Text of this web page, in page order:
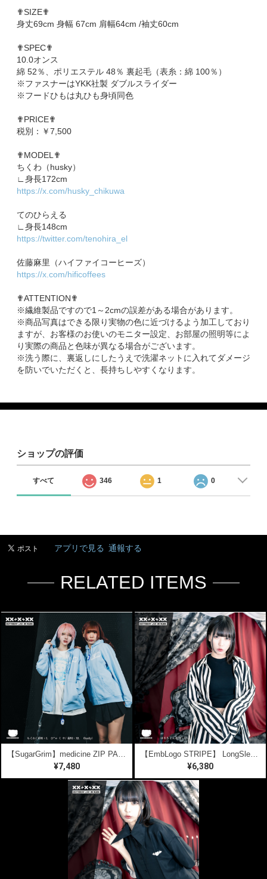
✟SIZE✟
身丈69cm 身幅 67cm 肩幅64cm /袖丈60cm
✟SPEC✟
10.0オンス
綿 52％、ポリエステル 48％ 裏起毛（表糸：綿 100％）
※ファスナーはYKK社製 ダブルスライダー
※フードひもは丸ひも身頃同色
✟PRICE✟
税別：￥7,500
✟MODEL✟
ちくわ（husky）
∟身長172cm
https://x.com/husky_chikuwa
てのひらえる
∟身長148cm
https://twitter.com/tenohira_el
佐藤麻里（ハイファイコーヒーズ）
https://x.com/hificoffees
✟ATTENTION✟
※繊維製品ですので1～2cmの誤差がある場合があります。
※商品写真はできる限り実物の色に近づけるよう加工しており
ますが、お客様のお使いのモニター設定、お部屋の照明等によ
り実際の商品と色味が異なる場合がございます。
※洗う際に、裏返しにしたうえで洗濯ネットに入れてダメージ
を防いでいただくと、長持ちしやすくなります。
ショップの評価
すべて 346 1 0
アプリで見る 通報する
RELATED ITEMS
¥7,480 ¥6,380